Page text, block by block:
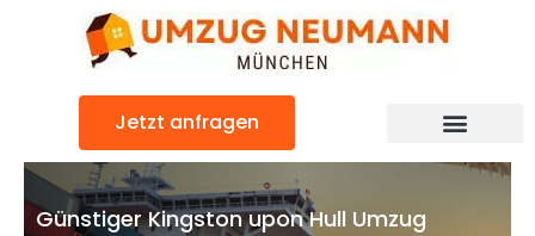
Jetzt anfragen
Günstiger Kingston upon Hull Umzug